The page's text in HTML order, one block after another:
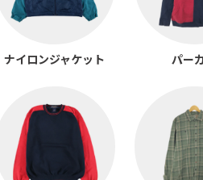
ナイロンジャケット パー